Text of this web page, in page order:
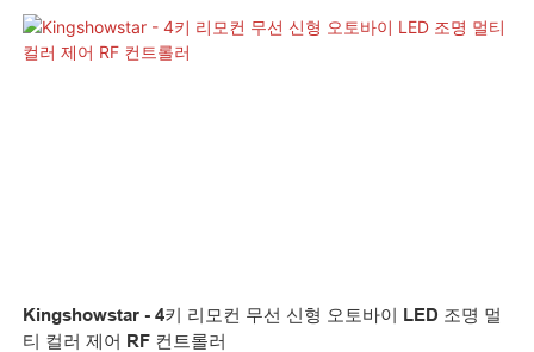
Kingshowstar - 4키 리모컨 무선 신형 오토바이 LED 조명 멀
티 컬러 제어 RF 컨트롤러